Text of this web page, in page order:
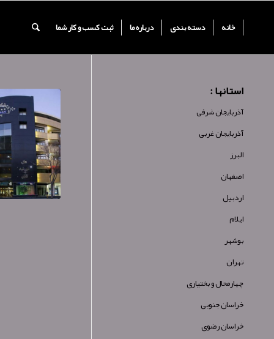
خانه دسته بندی درباره ما ثبت کسب و کار شما
استانها :
آذربایجان شرقی
آذربایجان غربی
البرز
اصفهان
اردبیل
ایلام
بوشهر
تهران
چهارمحال و بختیاری
خراسان جنوبی
خراسان رضوی